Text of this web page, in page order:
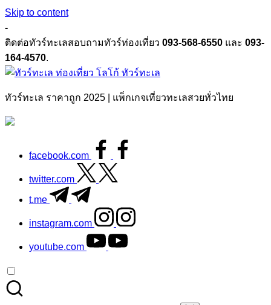
Skip to content
-
ติดต่อทัวร์ทะเลสอบถามทัวร์ท่องเที่ยว 093-568-6550 และ 093-
164-4570.
ทัวร์ทะเล
ทัวร์ทะเล ราคาถูก 2025 | แพ็กเกจเที่ยวทะเลสวยทั่วไทย
facebook.com
twitter.com
t.me
instagram.com
youtube.com